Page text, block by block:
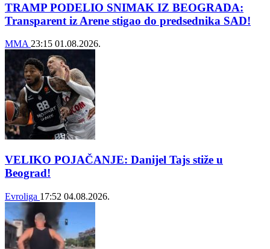
TRAMP PODELIO SNIMAK IZ BEOGRADA:
Transparent iz Arene stigao do predsednika SAD!
MMA23:15 01.08.2026.
VELIKO POJAČANJE: Danijel Tajs stiže u
Beograd!
Evroliga 17:52 04.08.2026.